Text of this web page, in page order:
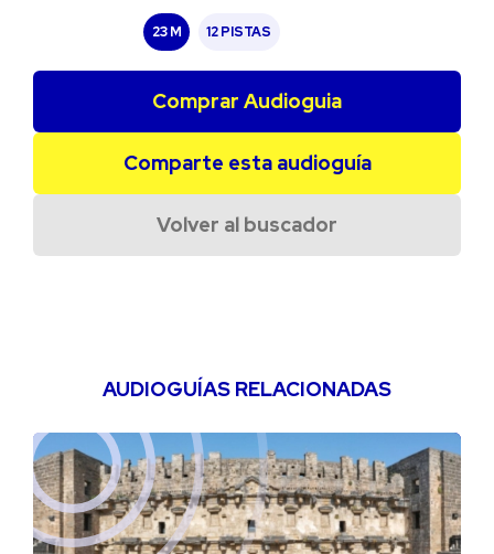
23 M 12 PISTAS
Comprar Audioguia
Comparte esta audioguía
Volver al buscador
AUDIOGUÍAS RELACIONADAS